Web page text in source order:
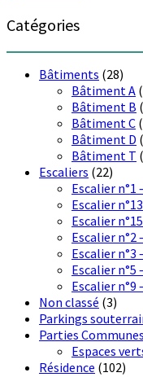
Catégories
Bâtiments (28)
Bâtiment A
Bâtiment B
Bâtiment C
Bâtiment D
Bâtiment T
Escaliers (22)
Escalier n°1
Escalier
Escalier
Escalier n°2
Escalier n°3
Escalier n°5
Escalier n°9
Non classé (3)
Parkings
Parties Communes
Espaces
Résidence (102)